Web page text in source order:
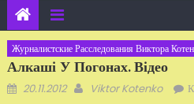
Журналистские Расследования Виктора
Алкаші У Погонах. Відео
Добавлено
20.11.2012 Автор
Viktor Kotenko